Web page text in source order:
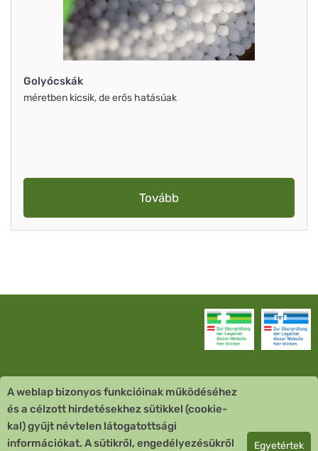
Golyócskák
méretben kicsik, de erős hatásúak
Tovább
Vevőszolgálat
Quick Links
A weblap bizonyos funkcióinak működéséhez
és a célzott hirdetésekhez sütikkel (cookie-
kal) gyűjt névtelen látogatottsági
információkat. A sütikről, engedélyezésükről
Egyetértek